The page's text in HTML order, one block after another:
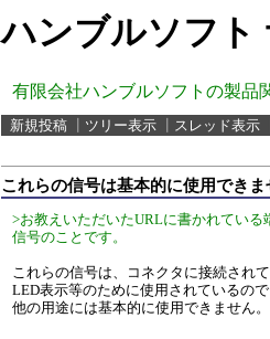
ハンブルソフト
有限会社ハンブルソフトの製品
新規投稿 ツリー表示 スレッド表示
これらの信号は基本的に使用できま
>お教えいただいたURLに書かれてい
信号のことです。
これらの信号は、コネクタに接続され
LED表示等のために使用されているので
他の用途には基本的に使用できません。